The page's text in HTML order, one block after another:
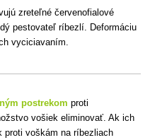
zreteľné červenofialové
pestovateľ ríbezlí. Deformáciu
vyciciavaním.
postrekom proti
vošiek eliminovať. Ak ich
proti voškám na ríbezliach